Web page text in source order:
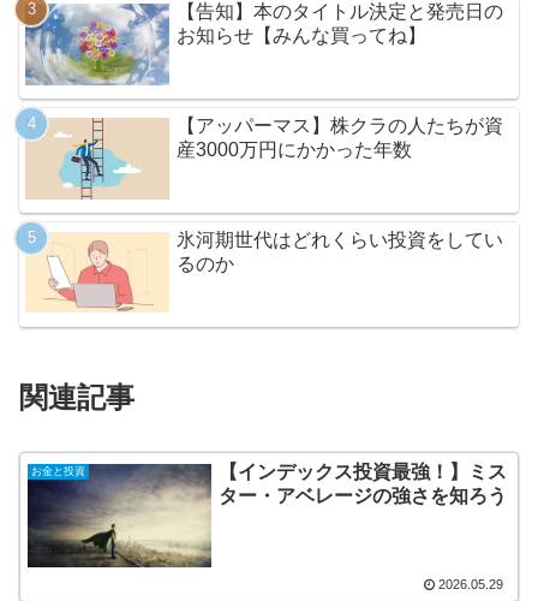
【告知】本のタイトル決定と発売日の
お知らせ【みんな買ってね】
【アッパーマス】株クラの人たちが資
産3000万円にかかった年数
氷河期世代はどれくらい投資をしてい
るのか
関連記事
お金と投資
【インデックス投資最強！】ミス
ター・アベレージの強さを知ろう
2026.05.29